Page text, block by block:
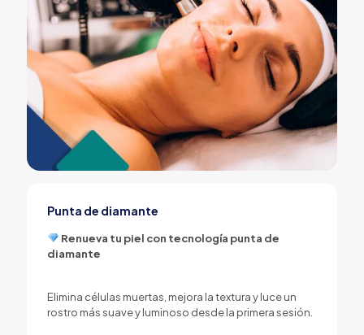
Punta de diamante
Renueva tu piel con tecnología punta de
diamante
Elimina células muertas, mejora la textura y luce un
rostro más suave y luminoso desde la primera sesión.